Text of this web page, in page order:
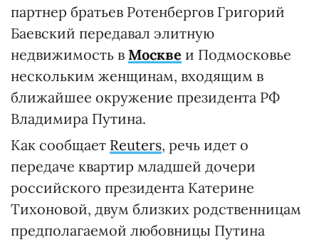
партнер братьев Ротенбергов Григорий
Баевский передавал элитную
недвижимость в Москве и Подмосковье
нескольким женщинам, входящим в
ближайшее окружение президента РФ
Владимира Путина.
Как сообщает Reuters, речь идет о
передаче квартир младшей дочери
российского президента Катерине
Тихоновой, двум близких родственницам
предполагаемой любовницы Путина